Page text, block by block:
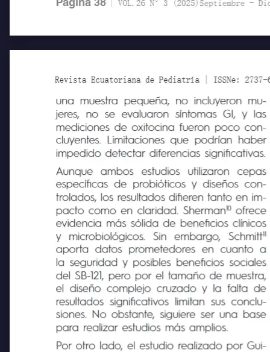
Pagína 38 | VOL.26 N°3 (2025)Septiembre -
una muestra pequeña, no incluyeron mu-
jeres, no se evaluaron síntomas GI, y las
mediciones de oxitocina fueron poco con-
cluyentes. Limitaciones que podrían haber
impedido detectar diferencias significativas.
Aunque
ambos estudios utilizaron cepas
específicas de probióticos y diseños con-
trolados, los resultados difieren tanto en im-
pacto como en claridad. Sherman
10
ofrece
evidencia más sólida de beneficios clínicos
y
microbiológicos. Sin embargo, Schmitt
aporta datos prometedores en cuanto a
la seguridad y posibles beneficios sociales
del SB-121, pero por el tamaño de muestra,
el diseño complejo cruzado y la falta de
resultados significativos limitan sus conclu-
siones. No obstante, siguiere ser una base
para realizar estudios más amplios.